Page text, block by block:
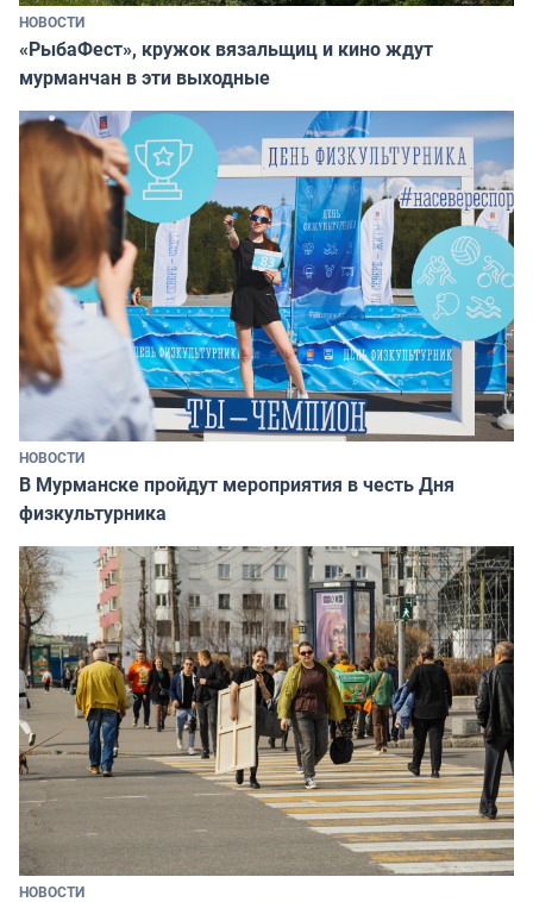
НОВОСТИ
«РыбаФест», кружок вязальщиц и кино ждут
мурманчан в эти выходные
НОВОСТИ
В Мурманске пройдут мероприятия в честь Дня
физкультурника
НОВОСТИ